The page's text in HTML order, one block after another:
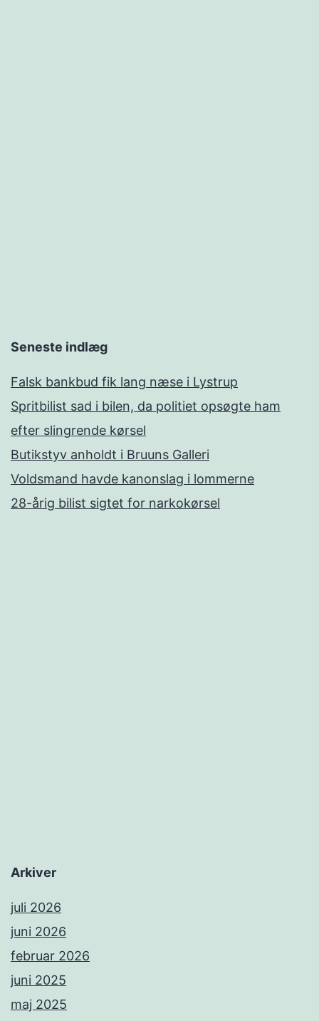
Seneste indlæg
Falsk bankbud fik lang næse i Lystrup
Spritbilist sad i bilen, da politiet opsøgte ham
efter slingrende kørsel
Butikstyv anholdt i Bruuns Galleri
Voldsmand havde kanonslag i lommerne
28-årig bilist sigtet for narkokørsel
Arkiver
juli 2026
juni 2026
februar 2026
juni 2025
maj 2025